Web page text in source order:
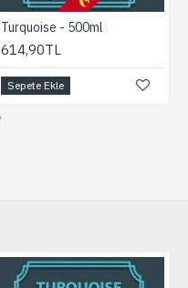
Turquoise - 500ml
614,90TL
Sepete Ekle